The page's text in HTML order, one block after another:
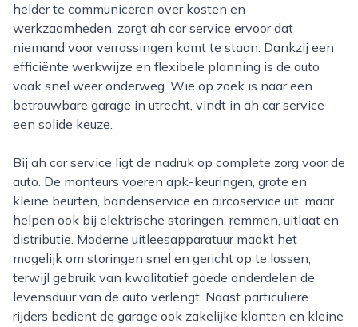
helder te communiceren over kosten en
werkzaamheden, zorgt ah car service ervoor dat
niemand voor verrassingen komt te staan. Dankzij een
efficiënte werkwijze en flexibele planning is de auto
vaak snel weer onderweg. Wie op zoek is naar een
betrouwbare garage in utrecht, vindt in ah car service
een solide keuze.
Bij ah car service ligt de nadruk op complete zorg voor de
auto. De monteurs voeren apk-keuringen, grote en
kleine beurten, bandenservice en aircoservice uit, maar
helpen ook bij elektrische storingen, remmen, uitlaat en
distributie. Moderne uitleesapparatuur maakt het
mogelijk om storingen snel en gericht op te lossen,
terwijl gebruik van kwalitatief goede onderdelen de
levensduur van de auto verlengt. Naast particuliere
rijders bedient de garage ook zakelijke klanten en kleine